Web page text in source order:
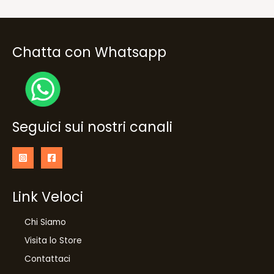
Chatta con Whatsapp
Seguici sui nostri canali
Link Veloci
Chi Siamo
Visita lo Store
Contattaci